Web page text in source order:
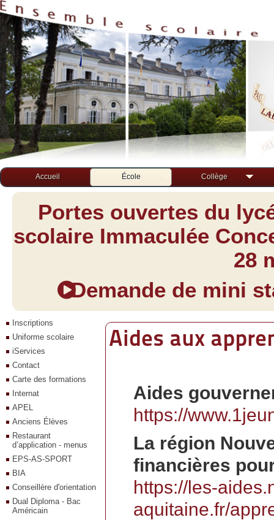
Accueil École Collège
Portes ouvertes du
scolaire Immaculée
28
Demande de mini
Inscriptions
Uniforme scolaire
iServices
Contact
Carte des formations
Internat
APEL
Anciens Élèves
Restaurant
d’application - menus
EPS-AS-SPORT
BIA
Conseillère d'orientation
Dual Diploma - Bac
Américain
Aides aux
Aides
https://
La région
financières
https://les-
aquitaine.fr/